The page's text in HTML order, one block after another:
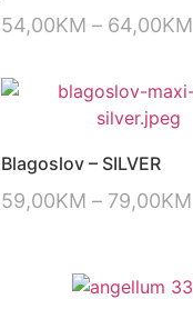
54,00KM – 64,00KM
Blagoslov – SILVER
59,00KM – 79,00KM